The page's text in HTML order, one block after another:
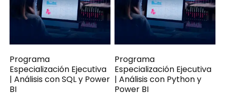
Programa
Especialización Ejecutiva
| Análisis con SQL y Power
BI
Programa
Especialización Ejecutiva
| Análisis con Python y
Power BI